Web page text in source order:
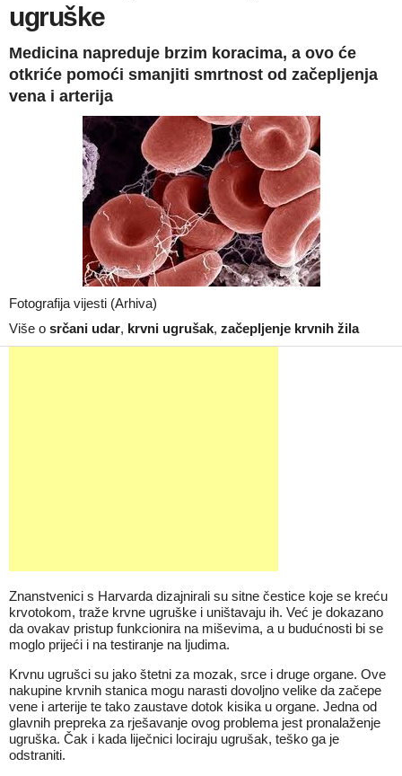
ugruške
Medicina napreduje brzim koracima, a ovo će
otkriće pomoći smanjiti smrtnost od začepljenja
vena i arterija
Fotografija vijesti (Arhiva)
Više o srčani udar, krvni ugrušak, začepljenje krvnih žila
Znanstvenici s Harvarda dizajnirali su sitne čestice koje se kreću
krvotokom, traže krvne ugruške i uništavaju ih. Već je dokazano
da ovakav pristup funkcionira na miševima, a u budućnosti bi se
moglo prijeći i na testiranje na ljudima.
Krvnu ugrušci su jako štetni za mozak, srce i druge organe. Ove
nakupine krvnih stanica mogu narasti dovoljno velike da začepe
vene i arterije te tako zaustave dotok kisika u organe. Jedna od
glavnih prepreka za rješavanje ovog problema jest pronalaženje
ugruška. Čak i kada liječnici lociraju ugrušak, teško ga je
odstraniti.